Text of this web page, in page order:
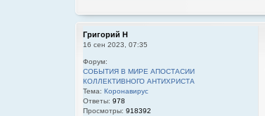
Григорий Н
16 сен 2023, 07:35
Форум:
СОБЫТИЯ В МИРЕ АПОСТАСИИ
КОЛЛЕКТИВНОГО АНТИХРИСТА
Тема: Коронавирус
Ответы: 978
Просмотры: 918392